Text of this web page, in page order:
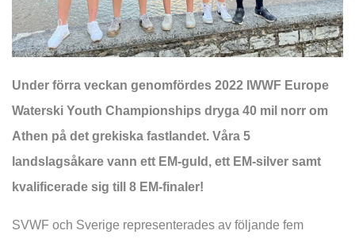
Under förra veckan genomfördes 2022 IWWF Europe
Waterski Youth Championships dryga 40 mil norr om
Athen på det grekiska fastlandet. Våra 5
landslagsåkare vann ett EM-guld, ett EM-silver samt
kvalificerade sig till 8 EM-finaler!
SVWF och Sverige representerades av följande fem